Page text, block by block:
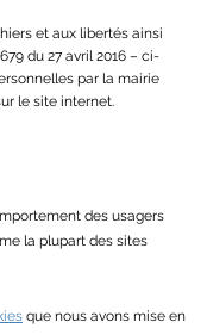
et aux libertés ainsi
du 27 avril 2016 – ci-
par la mairie
le site internet.
des usagers
la plupart des sites
que nous avons mise en